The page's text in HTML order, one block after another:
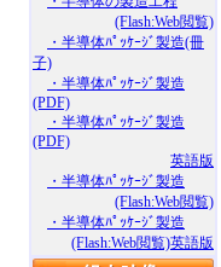
(Flash:Web閲覧)
・半導体ﾊﾟｯｹｰｼﾞ製造(冊
子)
・半導体ﾊﾟｯｹｰｼﾞ製造
(PDF)
・半導体ﾊﾟｯｹｰｼﾞ製造
(PDF)
英語版
・半導体ﾊﾟｯｹｰｼﾞ製造
(Flash:Web閲覧)
・半導体ﾊﾟｯｹｰｼﾞ製造
(Flash:Web閲覧)英語版